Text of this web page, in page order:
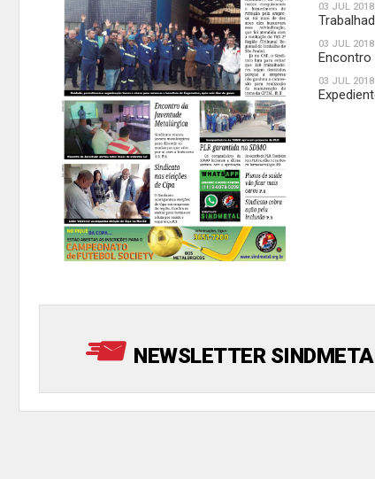
03 JUL 2018
03 JUL 2018
Encontro
03 JUL 2018
NEWSLETTER